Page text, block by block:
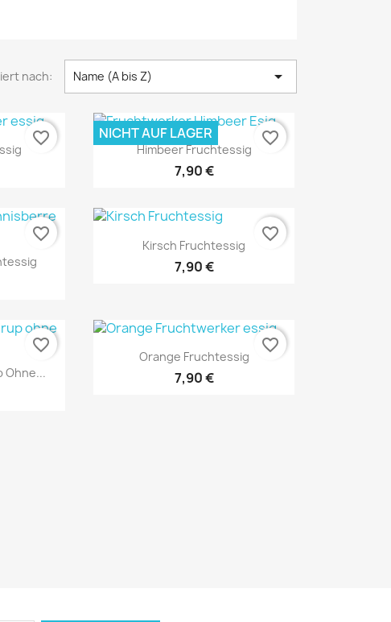
nach: Name (A bis Z) 
favorite_border Vorschau
Himbeer Fruchtessig
7,90 €
NICHT AUF LAGER favorite_border
favorite_border Vorschau
Kirsch Fruchtessig
7,90 €
favorite_border
Ohne...
favorite_border Vorschau
Orange Fruchtessig
7,90 €
favorite_border